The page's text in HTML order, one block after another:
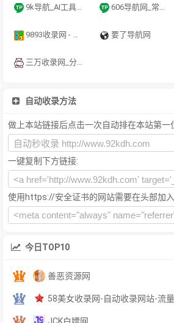
9k导航_AI工具导航_程序员资源大全_硬核科技网址导航 606导航网_常用网址大全_生活服务_让上网更顺溜
9893收录网 - 全新架构自动秒收录网址导航，实现自主提交，自动化收录，打造百万网址库 要了导航网
三万收录网_分类目录网_免费网站目录_网站收录_网址提交_免费收录网站
自动收录方法
做上本站链接后点击一次自动排在本站第一
一键复制下方链接:
使用https://安全证书的网站需要在头部加入
今日TOP10
善恶资源网
58美女收录网-自动收录网站-流